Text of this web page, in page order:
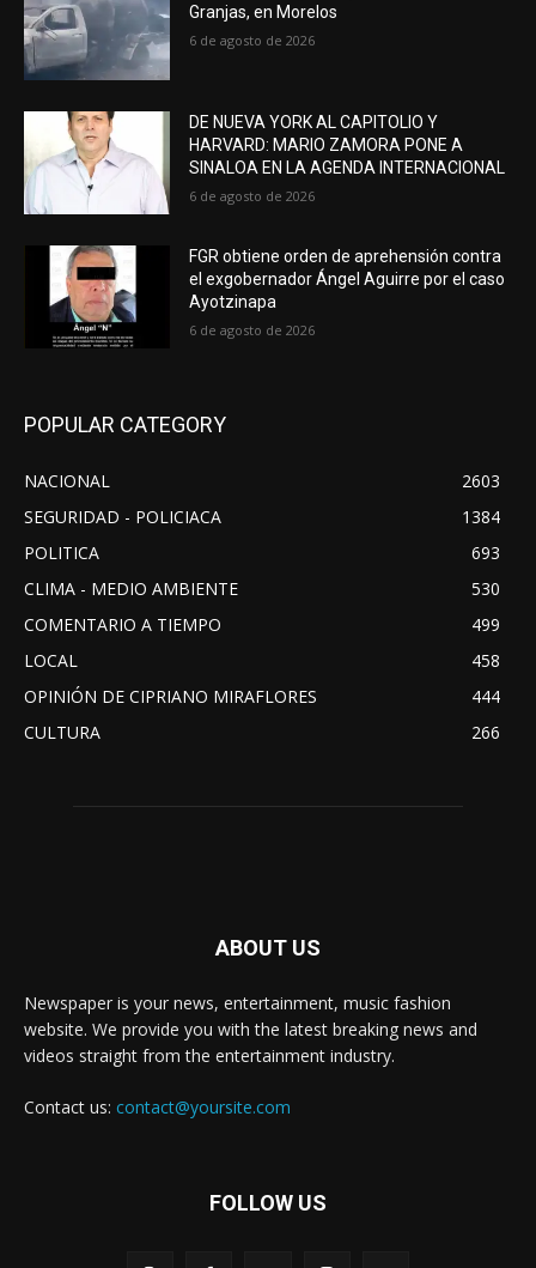
Granjas, en Morelos
6 de agosto de 2026
DE NUEVA YORK AL CAPITOLIO Y
HARVARD: MARIO ZAMORA PONE A
SINALOA EN LA AGENDA INTERNACIONAL
6 de agosto de 2026
FGR obtiene orden de aprehensión contra
el exgobernador Ángel Aguirre por el caso
Ayotzinapa
6 de agosto de 2026
POPULAR CATEGORY
NACIONAL
2603
SEGURIDAD - POLICIACA
1384
POLITICA
693
CLIMA - MEDIO AMBIENTE
530
COMENTARIO A TIEMPO
499
LOCAL
458
OPINIÓN DE CIPRIANO MIRAFLORES
444
CULTURA
266
ABOUT US
Newspaper is your news, entertainment, music fashion
website. We provide you with the latest breaking news and
videos straight from the entertainment industry.
Contact us: contact@yoursite.com
FOLLOW US